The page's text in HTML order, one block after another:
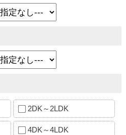
2DK～2LDK
4DK～4LDK